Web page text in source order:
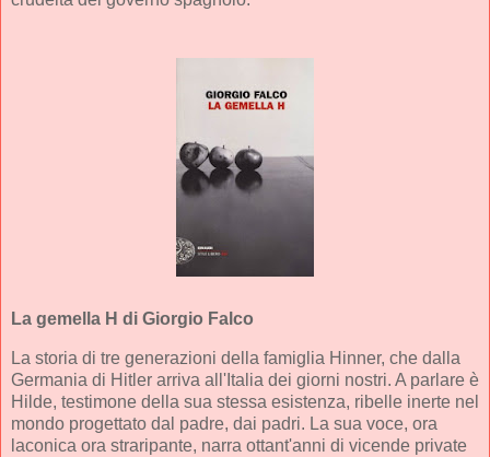
La gemella H di Giorgio Falco
La storia di tre generazioni della famiglia Hinner, che dalla
Germania di Hitler arriva all'Italia dei giorni nostri. A parlare è
Hilde, testimone della sua stessa esistenza, ribelle inerte nel
mondo progettato dal padre, dai padri. La sua voce, ora
laconica ora straripante, narra ottant'anni di vicende private